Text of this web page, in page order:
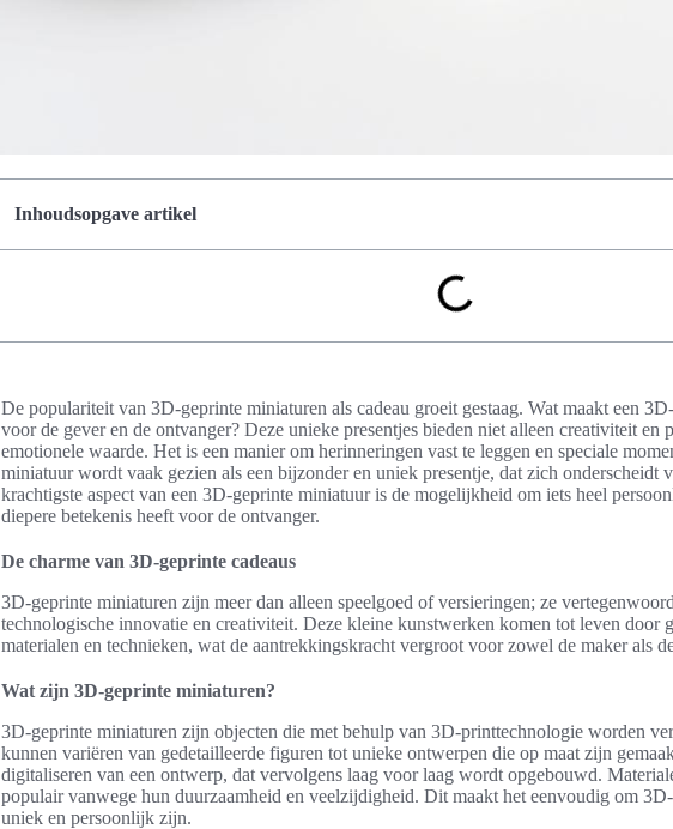
Inhoudsopgave artikel
De populariteit van 3D-geprinte miniaturen als cadeau groeit gestaag. Wat maakt een
voor de gever en de ontvanger? Deze unieke presentjes bieden niet alleen creativiteit en
emotionele waarde. Het is een manier om herinneringen vast te leggen en speciale
miniatuur wordt vaak gezien als een bijzonder en uniek presentje, dat zich onderscheidt
krachtigste aspect van een 3D-geprinte miniatuur is de mogelijkheid om iets heel
diepere betekenis heeft voor de ontvanger.
De charme van 3D-geprinte cadeaus
3D-geprinte miniaturen zijn meer dan alleen speelgoed of versieringen; ze
technologische innovatie en creativiteit. Deze kleine kunstwerken komen tot leven door
materialen en technieken, wat de aantrekkingskracht vergroot voor zowel de maker als
Wat zijn 3D-geprinte miniaturen?
3D-geprinte miniaturen zijn objecten die met behulp van 3D-printtechnologie worden
kunnen variëren van gedetailleerde figuren tot unieke ontwerpen die op maat zijn
digitaliseren van een ontwerp, dat vervolgens laag voor laag wordt opgebouwd.
populair vanwege hun duurzaamheid en veelzijdigheid. Dit maakt het eenvoudig om
uniek en persoonlijk zijn.